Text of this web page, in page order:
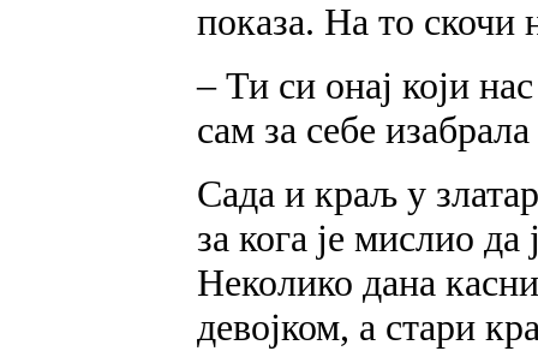
показа. На то скочи
– Ти си онај који
сам за себе
Сада и краљ у
за кога је мислио
Неколико дана
девојком, а стари